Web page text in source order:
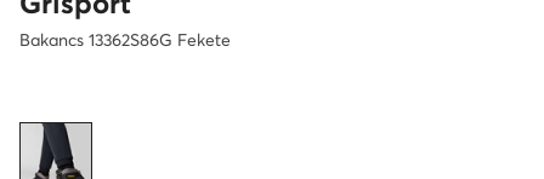
Bakancs 13362S86G Fekete